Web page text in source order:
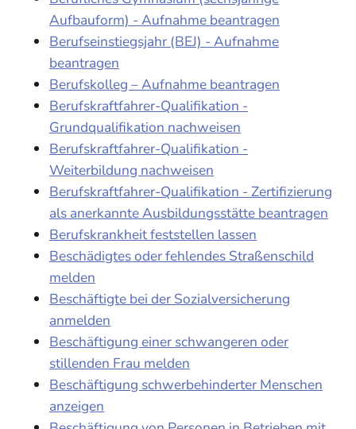
Aufbauform) - Aufnahme beantragen
Berufseinstiegsjahr (BEJ) - Aufnahme
beantragen
Berufskolleg – Aufnahme beantragen
Berufskraftfahrer-Qualifikation -
Grundqualifikation nachweisen
Berufskraftfahrer-Qualifikation -
Weiterbildung nachweisen
Berufskraftfahrer-Qualifikation - Zertifizierung
als anerkannte Ausbildungsstätte beantragen
Berufskrankheit feststellen lassen
Beschädigtes oder fehlendes Straßenschild
melden
Beschäftigte bei der Sozialversicherung
anmelden
Beschäftigung einer schwangeren oder
stillenden Frau melden
Beschäftigung schwerbehinderter Menschen
anzeigen